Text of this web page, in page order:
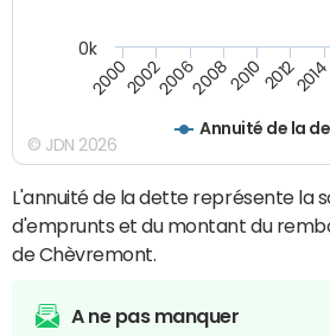
Annuité de la
2000200220062008201020122014
0k
© JDN 2026
L'annuité de la dette représente la
d'emprunts et du montant du
de Chèvremont.
A ne pas manquer